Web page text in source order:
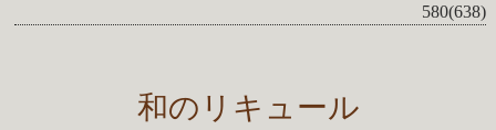
580(638)
和のリキュール